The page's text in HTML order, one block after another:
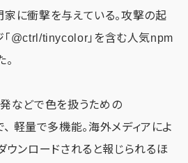
家に衝撃を与えている。攻撃の起
「@ctrl/tinycolor」を含む人気npm
などで色を扱うための
軽量で多機能。海外メディアによ
ンロードされると報じられるほ